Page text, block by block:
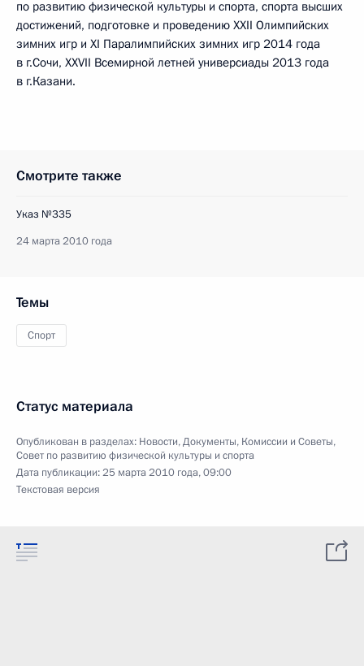
по развитию физической культуры и спорта, спорта высших
достижений, подготовке и проведению XXII Олимпийских
зимних игр и XI Паралимпийских зимних игр 2014 года
в г.Сочи, XXVII Всемирной летней универсиады 2013 года
в г.Казани.
Смотрите также
Указ №335
24 марта 2010 года
Темы
Спорт
Статус материала
Опубликован в разделах: Новости,Документы, Комиссии и Советы,
Совет по развитию физической культуры и спорта
Дата публикации:25 марта 2010 года, 09:00
Текстовая версия